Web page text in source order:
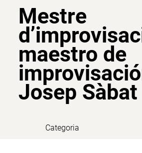
Mestre
maestro de
Josep Sàbat